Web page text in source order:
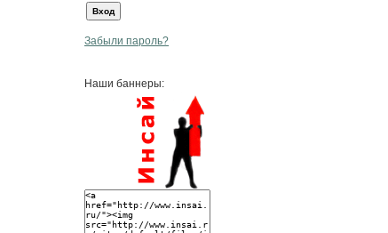
Забыли пароль?
Наши баннеры: